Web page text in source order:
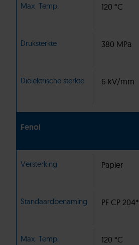
Max. Temp. 120 °C
Druksterkte 380 MPa
Diëlektrische sterkte 6 kV/mm
Fenol
Versterking Papier
Standaardbenaming PF CP 204*
Max. Temp. 120 °C